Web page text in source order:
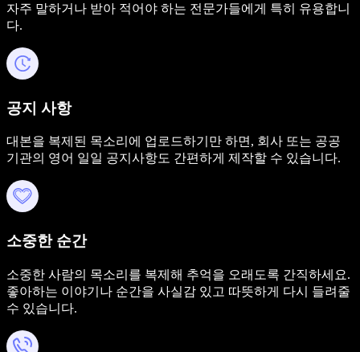
자주 말하거나 받아 적어야 하는 전문가들에게 특히 유용합니
다.
공지 사항
대본을 복제된 목소리에 업로드하기만 하면, 회사 또는 공공
기관의 영어 일일 공지사항도 간편하게 제작할 수 있습니다.
소중한 순간
소중한 사람의 목소리를 복제해 추억을 오래도록 간직하세요.
좋아하는 이야기나 순간을 사실감 있고 따뜻하게 다시 들려줄
수 있습니다.